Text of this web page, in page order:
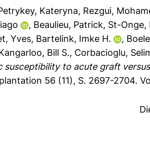
Kateryna, Rezgui,
, Beaulieu, Patrick, St-Onge,
Yves, Bartelink, Imke H. ,
Bill S., Corbacioglu,
susceptibility to acute graft
56 (11), S. 2697-2704.